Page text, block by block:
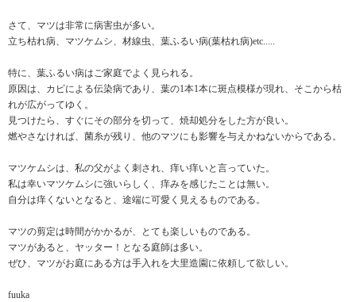
さて、マツは非常に病害虫が多い。
立ち枯れ病、マツケムシ、材線虫、葉ふるい病(葉枯れ病)etc.....
特に、葉ふるい病はご家庭でよく見られる。
原因は、カビによる伝染病であり、葉の1本1本に斑点模様が現れ、そこから枯
れが広がってゆく。
見つけたら、すぐにその部分を切って、焼却処分をした方が良い。
燃やさなければ、菌糸が残り、他のマツにも影響を与えかねないからである。
マツケムシは、私の父がよく刺され、痒い痒いと言っていた。
私は幸いマツケムシに強いらしく、痒みを感じたことは無い。
自分は痒くないとなると、途端に可愛く見えるものである。
マツの剪定は時間がかかるが、とても楽しいものである。
マツがあると、ヤッター！となる庭師は多い。
ぜひ、マツがお庭にある方は手入れを大里造園に依頼して欲しい。
fuuka